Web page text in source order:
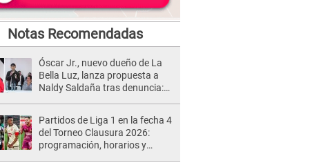
Notas Recomendadas
Óscar Jr., nuevo dueño de La
Bella Luz, lanza propuesta a
Naldy Saldaña tras denuncia:
Partidos de Liga 1 en la fecha 4
del Torneo Clausura 2026:
programación, horarios y